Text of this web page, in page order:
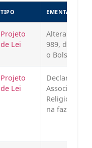
TIPO EMENTA
Projeto
de Lei
Altera
989, de 23
o Bolsa
Projeto
de Lei
Declara
Religiosa
na fazenda